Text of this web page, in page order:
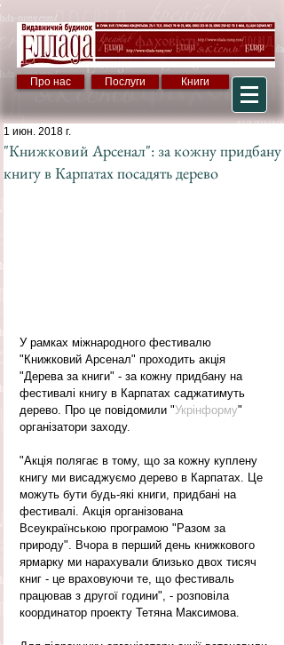
Про нас Послуги Книги
"Книжковий Арсенал": за кожну придбану
книгу в Карпатах посадять дерево
1 июн. 2018 г.
У рамках міжнародного фестивалю
"Книжковий Арсенал" проходить акція
"Дерева за книги" - за кожну придбану на
фестивалі книгу в Карпатах саджатимуть
дерево. Про це повідомили "Укрінформу"
організатори заходу.
"Акція полягає в тому, що за кожну куплену
книгу ми висаджуємо дерево в Карпатах. Це
можуть бути будь-які книги, придбані на
фестивалі. Акція організована
Всеукраїнською програмою "Разом за
природу". Вчора в перший день книжкового
ярмарку ми нарахували близько двох тисяч
книг - це враховуючи те, що фестиваль
працював з другої години", - розповіла
координатор проекту Тетяна Максимова.